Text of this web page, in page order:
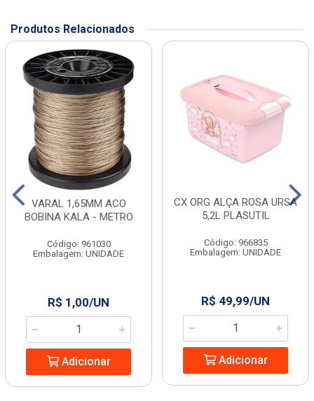
Produtos Relacionados
VARAL 1,65MM ACO
BOBINA KALA - METRO
Código: 961030
Embalagem: UNIDADE
R$ 1,00/UN
Adicionar
CX ORG ALÇA ROSA URSA
5,2L PLASUTIL
Código: 966835
Embalagem: UNIDADE
R$ 49,99/UN
Adicionar